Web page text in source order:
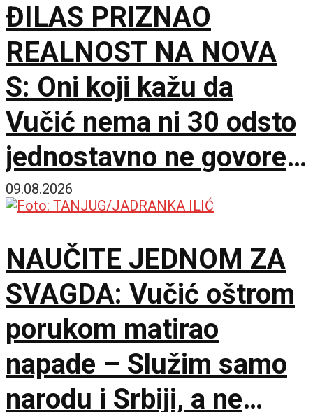
ĐILAS PRIZNAO
REALNOST NA NOVA
S: Oni koji kažu da
Vučić nema ni 30 odsto
jednostavno ne govore
istinu
09.08.2026
NAUČITE JEDNOM ZA
SVAGDA: Vučić oštrom
porukom matirao
napade – Služim samo
narodu i Srbiji, a ne